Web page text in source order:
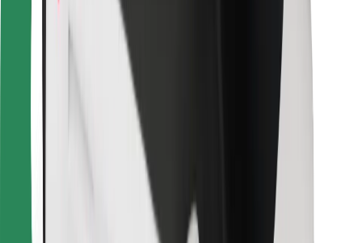
Piegādātāji
Noteikumi un nosacījumi
Saņem braucienu minūšu laikā!
Lejupielādē Bolt lietotni
Atrodi savas mīļākās maltītes!
Lejupielādē Bolt Food lietotni